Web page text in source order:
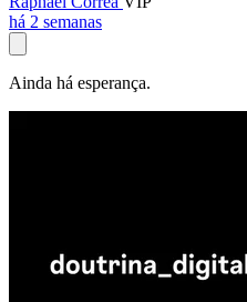
há 2 semanas
Ainda há esperança.